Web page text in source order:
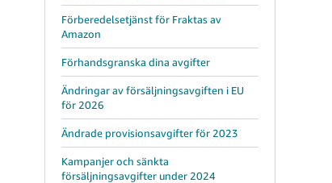
Förberedelsetjänst för Fraktas av
Amazon
Förhandsgranska dina avgifter
Ändringar av försäljningsavgiften i EU
för 2026
Ändrade provisionsavgifter för 2023
Kampanjer och sänkta
försäljningsavgifter under 2024